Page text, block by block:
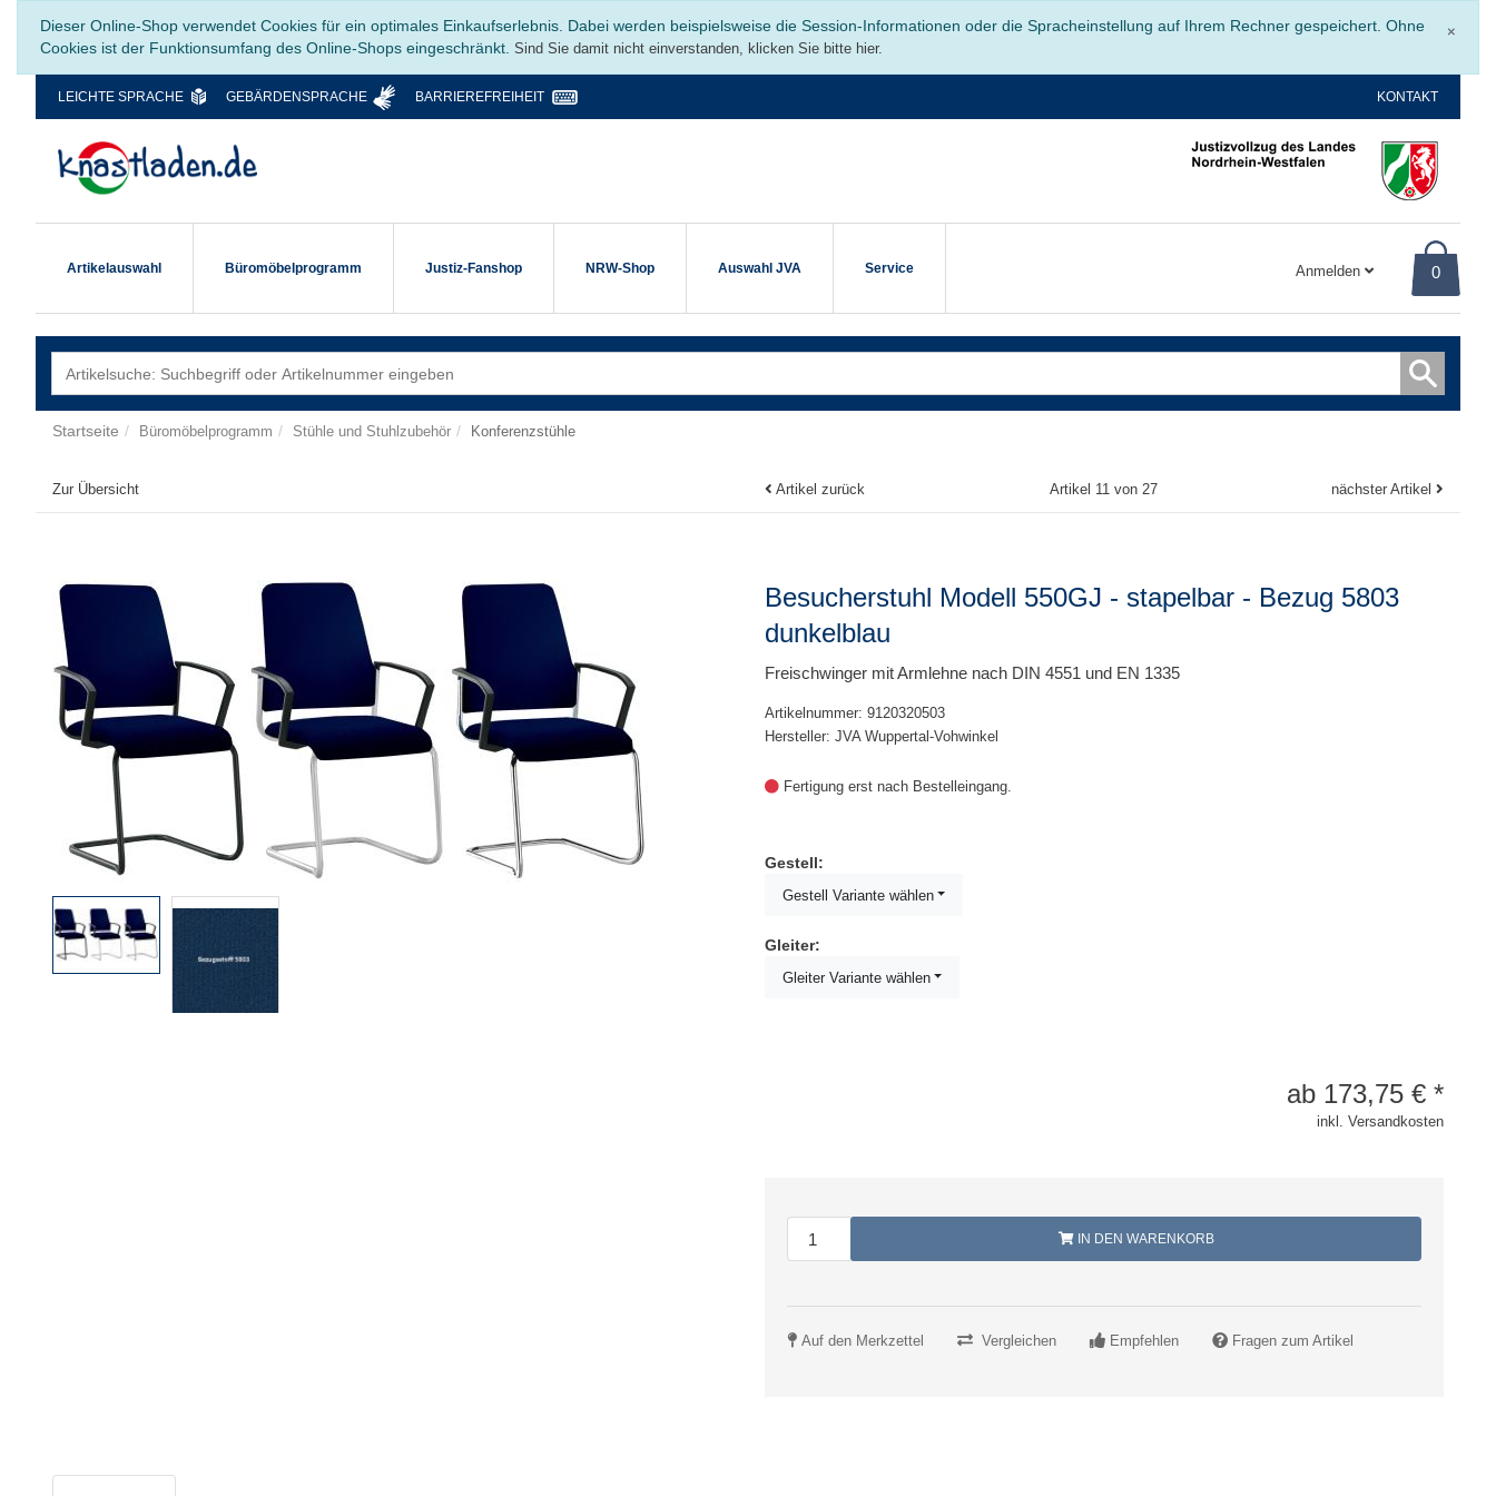
×
Dieser Online-Shop verwendet Cookies für ein optimales Einkaufserlebnis. Dabei werden beispielsweise die Session-Informationen oder die Spracheinstellung auf Ihrem Rechner gespeichert. Ohne
Cookies ist der Funktionsumfang des Online-Shops eingeschränkt. Sind Sie damit nicht einverstanden, klicken Sie bitte hier.
LEICHTE SPRACHE GEBÄRDENSPRACHE BARRIEREFREIHEIT KONTAKT
Artikelauswahl Büromöbelprogramm Justiz-Fanshop NRW-Shop Auswahl JVA Service Anmelden 0
Startseite Büromöbelprogramm Stühle und Stuhlzubehör Konferenzstühle
Zur Übersicht Artikel zurück Artikel 11 von 27 nächster Artikel
Besucherstuhl Modell 550GJ - stapelbar - Bezug 5803
dunkelblau
Freischwinger mit Armlehne nach DIN 4551 und EN 1335
Artikelnummer: 9120320503
Hersteller: JVA Wuppertal-Vohwinkel
Fertigung erst nach Bestelleingang.
Gestell:
Gestell Variante wählen
Gleiter:
Gleiter Variante wählen
ab 173,75 € *
inkl. Versandkosten
IN DEN WARENKORB
Auf den Merkzettel Vergleichen Empfehlen Fragen zum Artikel